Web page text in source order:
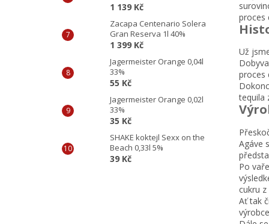
1 139 Kč
Zacapa Centenario Solera
Gran Reserva 1l 40%
1 399 Kč
Jagermeister Orange 0,04l
33%
55 Kč
Jagermeister Orange 0,02l
33%
35 Kč
SHAKE koktejl Sexx on the
Beach 0,33l 5%
39 Kč
proces
Už
proces
tequila
Agáve
Po
cukru
Ať tak